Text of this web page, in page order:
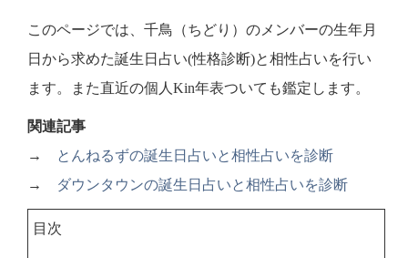
このページでは、千鳥（ちどり）のメンバーの生年月
日から求めた誕生日占い(性格診断)と相性占いを行い
ます。また直近の個人Kin年表ついても鑑定します。
関連記事
→
とんねるずの誕生日占いと相性占いを診断
→
ダウンタウンの誕生日占いと相性占いを診断
目次